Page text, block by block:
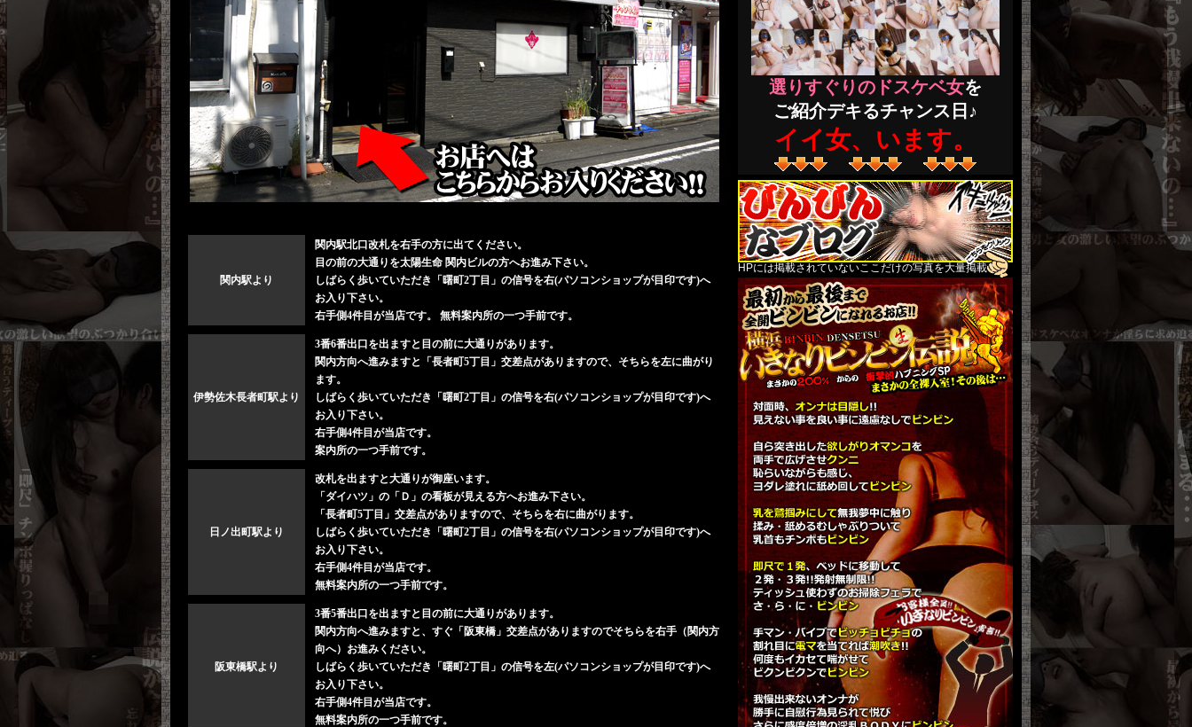
関内駅より
関内駅北口改札を右手の方に出てください。
目の前の大通りを太陽生命 関内ビルの方へお進み下さい。
しばらく歩いていただき「曙町2丁目」の信号を右(パソコンショップが目印です)へ
お入り下さい。
右手側4件目が当店です。 無料案内所の一つ手前です。
伊勢佐木長者町駅より
3番6番出口を出ますと目の前に大通りがあります。
関内方向へ進みますと「長者町5丁目」交差点がありますので、そちらを左に曲がり
ます。
しばらく歩いていただき「曙町2丁目」の信号を右(パソコンショップが目印です)へ
お入り下さい。
右手側4件目が当店です。
案内所の一つ手前です。
日ノ出町駅より
改札を出ますと大通りが御座います。
「ダイハツ」の「Ｄ」の看板が見える方へお進み下さい。
「長者町5丁目」交差点がありますので、そちらを右に曲がります。
しばらく歩いていただき「曙町2丁目」の信号を右(パソコンショップが目印です)へ
お入り下さい。
右手側4件目が当店です。
無料案内所の一つ手前です。
阪東橋駅より
3番5番出口を出ますと目の前に大通りがあります。
関内方向へ進みますと、すぐ「阪東橋」交差点がありますのでそちらを右手（関内方
向へ）お進みください。
しばらく歩いていただき「曙町2丁目」の信号を左(パソコンショップが目印です)へ
お入り下さい。
右手側4件目が当店です。
無料案内所の一つ手前です。
HPには掲載されていないここだけの写真を大量掲載！
選りすぐりのドスケベ女を
ご紹介デキるチャンス日♪
イイ女、います。
祝★本入店決定★
新人『らん』さん
初日から高評価アンケートが凄い♪
男性の目を惹きつけるオンナ！
愛嬌抜群で間違いなく狙 い目です！
『ななえ』さん
↑本来月曜日限定で
月1出勤があるかないかのレア参戦
めちゃ×２濃厚プレイ
なので
本指名様の帰りが早いんです♪